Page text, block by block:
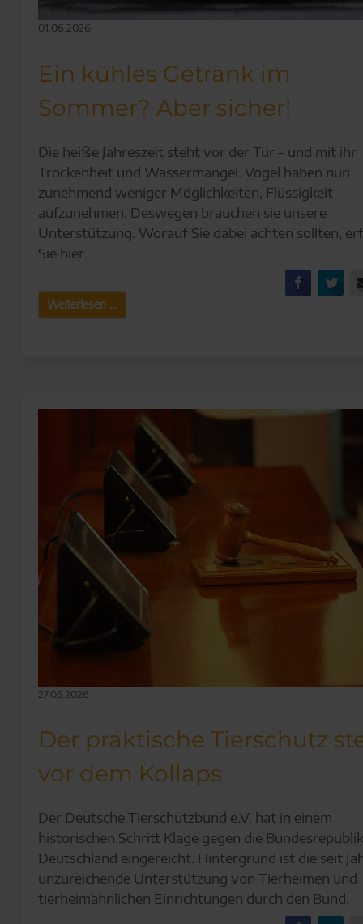
01.06.2026
Ein kühles Getränk im
Sommer? Aber sicher!
Die heiße Jahreszeit steht vor der Tür – und mit ihr
Trockenheit und Wassermangel. Vögel haben nun
zunehmend weniger Möglichkeiten, Flüssigkeit
aufzunehmen. Deswegen brauchen sie unsere
Unterstützung. Worauf Sie dabei achten sollten,
Sie hier.
Weiterlesen …Ein
kühles
27.05.2026
Der praktische Tierschutz
vor dem Kollaps
Der Deutsche Tierschutzbund e.V. hat in einem
historischen Schritt Klage gegen die Bundesrepublik
Deutschland eingereicht. Hintergrund ist die seit
unzureichende Unterstützung von Tierheimen und
tierheimähnlichen Einrichtungen durch den Bund.